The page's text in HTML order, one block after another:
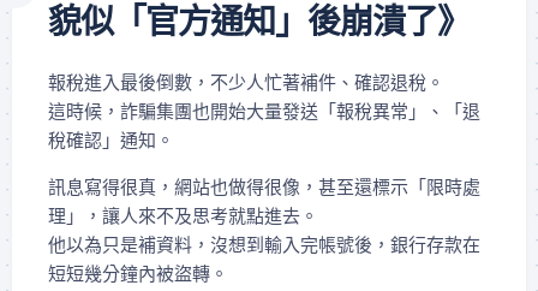
貌似「官方通知」後崩潰了》
報稅進入最後倒數，不少人忙著補件、確認退稅。
這時候，詐騙集團也開始大量發送「報稅異常」、「退
稅確認」通知。
訊息寫得很真，網站也做得很像，甚至還標示「限時處
理」，讓人來不及思考就點進去。
他以為只是補資料，沒想到輸入完帳號後，銀行存款在
短短幾分鐘內被盜轉。